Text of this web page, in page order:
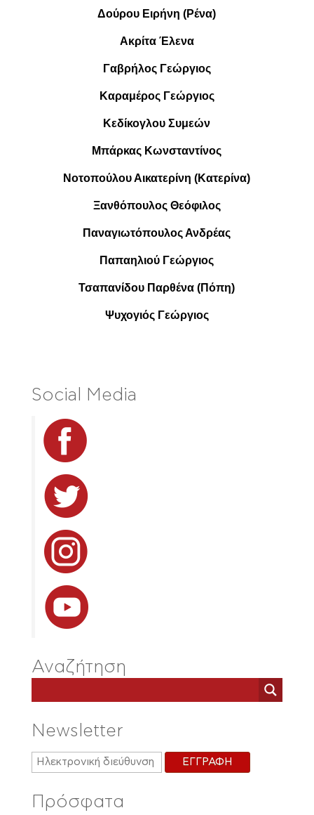
Δούρου Ειρήνη (Ρένα)
Ακρίτα Έλενα
Γαβρήλος Γεώργιος
Καραμέρος Γεώργιος
Κεδίκογλου Συμεών
Μπάρκας Κωνσταντίνος
Νοτοπούλου Αικατερίνη (Κατερίνα)
Ξανθόπουλος Θεόφιλος
Παναγιωτόπουλος Ανδρέας
Παπαηλιού Γεώργιος
Τσαπανίδου Παρθένα (Πόπη)
Ψυχογιός Γεώργιος
Social Media
Αναζήτηση
Newsletter
Πρόσφατα